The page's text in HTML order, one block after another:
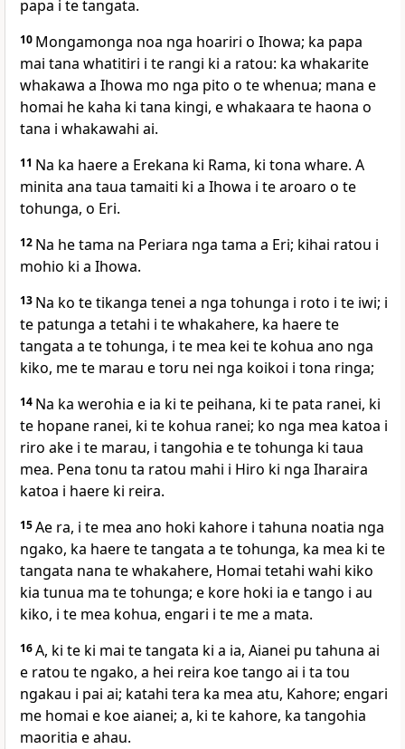
papa i te tangata.
10 Mongamonga noa nga hoariri o Ihowa; ka papa
mai tana whatitiri i te rangi ki a ratou: ka whakarite
whakawa a Ihowa mo nga pito o te whenua; mana e
homai he kaha ki tana kingi, e whakaara te haona o
tana i whakawahi ai.
11 Na ka haere a Erekana ki Rama, ki tona whare. A
minita ana taua tamaiti ki a Ihowa i te aroaro o te
tohunga, o Eri.
12 Na he tama na Periara nga tama a Eri; kihai ratou i
mohio ki a Ihowa.
13 Na ko te tikanga tenei a nga tohunga i roto i te iwi; i
te patunga a tetahi i te whakahere, ka haere te
tangata a te tohunga, i te mea kei te kohua ano nga
kiko, me te marau e toru nei nga koikoi i tona ringa;
14 Na ka werohia e ia ki te peihana, ki te pata ranei, ki
te hopane ranei, ki te kohua ranei; ko nga mea katoa i
riro ake i te marau, i tangohia e te tohunga ki taua
mea. Pena tonu ta ratou mahi i Hiro ki nga Iharaira
katoa i haere ki reira.
15Ae ra, i te mea ano hoki kahore i tahuna noatia nga
ngako, ka haere te tangata a te tohunga, ka mea ki te
tangata nana te whakahere, Homai tetahi wahi kiko
kia tunua ma te tohunga; e kore hoki ia e tango i au
kiko, i te mea kohua, engari i te me a mata.
16A, ki te ki mai te tangata ki a ia, Aianei pu tahuna ai
e ratou te ngako, a hei reira koe tango ai i ta tou
ngakau i pai ai; katahi tera ka mea atu, Kahore; engari
me homai e koe aianei; a, ki te kahore, ka tangohia
maoritia e ahau.